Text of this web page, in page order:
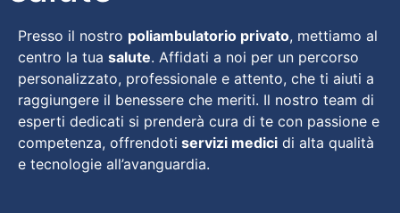
Presso il nostro poliambulatorio privato, mettiamo al
centro la tua salute. Affidati a noi per un percorso
personalizzato, professionale e attento, che ti aiuti a
raggiungere il benessere che meriti. Il nostro team di
esperti dedicati si prenderà cura di te con passione e
competenza, offrendoti servizi medici di alta qualità
e tecnologie all’avanguardia.